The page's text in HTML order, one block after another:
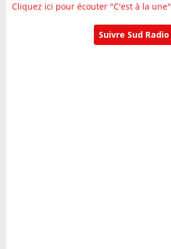
Cliquez ici pour écouter "C'est à la une"
Suivre Sud Radio